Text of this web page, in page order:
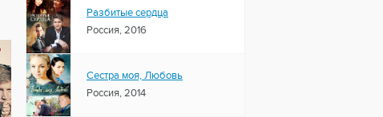
Разбитые сердца
Россия, 2016
Сестра моя, Любовь
Россия, 2014